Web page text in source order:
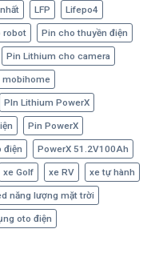
LFP Lifepo4
robot Pin cho thuyền điện
Pin Lithium cho camera
mobihome
PIn Lithium PowerX
Pin PowerX
điện PowerX 51.2V100Ah
xe Golf xe RV xe tự hành
năng lượng mặt trời
oto điện